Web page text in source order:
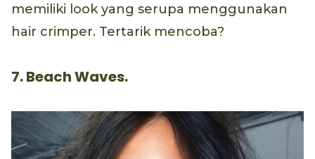
memiliki look yang serupa menggunakan
hair crimper. Tertarik mencoba?
7. Beach Waves.